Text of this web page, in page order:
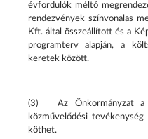
évfordulók méltó
rendezvények színvonalas
Kft. által összeállított és a
programterv alapján, a
keretek között.
(3) Az Önkormányzat a
közművelődési
köthet.